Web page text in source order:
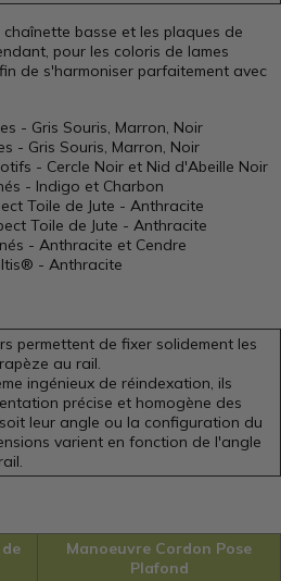
basse et les plaques de
pour les coloris de lames
de s'harmoniser parfaitement avec
- Gris Souris, Marron, Noir
- Gris Souris, Marron, Noir
- Cercle Noir et Nid d'Abeille Noir
- Indigo et Charbon
Toile de Jute - Anthracite
Toile de Jute - Anthracite
- Anthracite et Cendre
- Anthracite
permettent de fixer solidement les
au rail.
ingénieux de réindexation, ils
précise et homogène des
leur angle ou la configuration du
varient en fonction de l'angle
Manoeuvre Cordon Pose
Plafond